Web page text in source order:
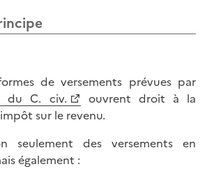
de versements prévues par
du C. civ.
ouvrent droit à la
sur le revenu.
seulement des versements en
également :